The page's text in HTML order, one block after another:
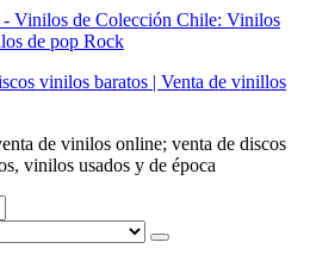
vinilos baratos | Venta de vinillos
de vinilos online; venta de discos
vinilos usados y de época